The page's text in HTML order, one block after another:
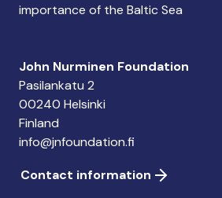
importance of the Baltic Sea
John Nurminen Foundation
Pasilankatu 2
00240 Helsinki
Finland
info@jnfoundation.fi
Contact information